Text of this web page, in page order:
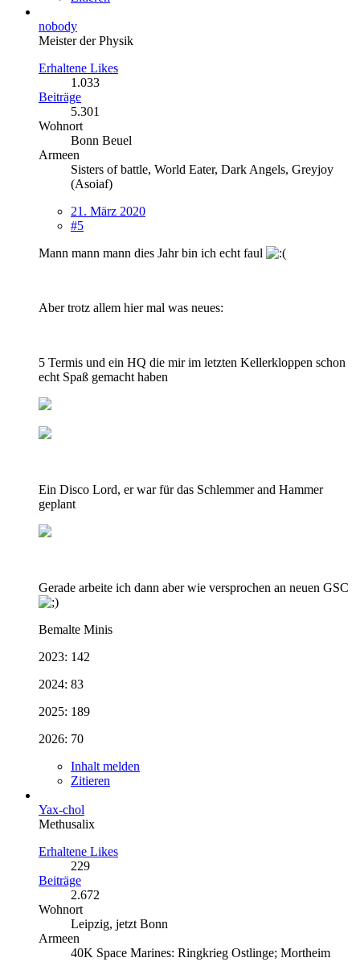
nobody
Meister der Physik
Erhaltene Likes
1.033
Beiträge
5.301
Wohnort
Bonn Beuel
Armeen
Sisters of battle, World Eater, Dark Angels, Greyjoy
(Asoiaf)
21. März 2020
#5
Mann mann mann dies Jahr bin ich echt faul
Aber trotz allem hier mal was neues:
5 Termis und ein HQ die mir im letzten Kellerkloppen schon
echt Spaß gemacht haben
Ein Disco Lord, er war für das Schlemmer and Hammer
geplant
Gerade arbeite ich dann aber wie versprochen an neuen GSC
Bemalte Minis
2023: 142
2024: 83
2025: 189
2026: 70
Inhalt melden
Zitieren
Yax-chol
Methusalix
Erhaltene Likes
229
Beiträge
2.672
Wohnort
Leipzig, jetzt Bonn
Armeen
40K Space Marines: Ringkrieg Ostlinge; Mortheim